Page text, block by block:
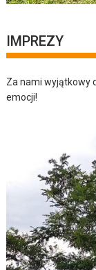
IMPREZY
Za nami wyjątkowy
emocji!